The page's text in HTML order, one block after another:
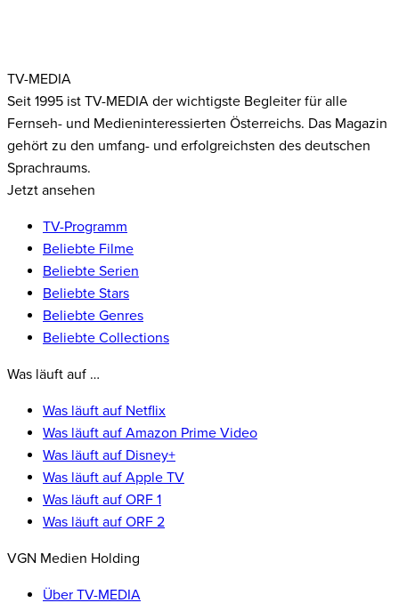
TV-MEDIA
Seit 1995 ist TV-MEDIA der wichtigste Begleiter für alle
Fernseh- und Medieninteressierten Österreichs. Das Magazin
gehört zu den umfang- und erfolgreichsten des deutschen
Sprachraums.
Jetzt ansehen
TV-Programm
Beliebte Filme
Beliebte Serien
Beliebte Stars
Beliebte Genres
Beliebte Collections
Was läuft auf …
Was läuft auf Netflix
Was läuft auf Amazon Prime Video
Was läuft auf Disney+
Was läuft auf Apple TV
Was läuft auf ORF 1
Was läuft auf ORF 2
VGN Medien Holding
Über TV-MEDIA